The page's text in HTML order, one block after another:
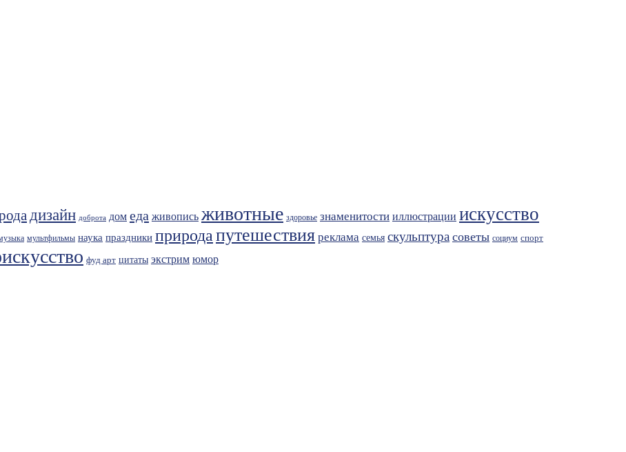
дизайн доброта дом еда живопись животные здоровье знаменитости иллюстрации искусство
мультфильмы наука праздники природапутешествия реклама семья скульптура советы социум спорт
фуд арт цитаты экстрим юмор